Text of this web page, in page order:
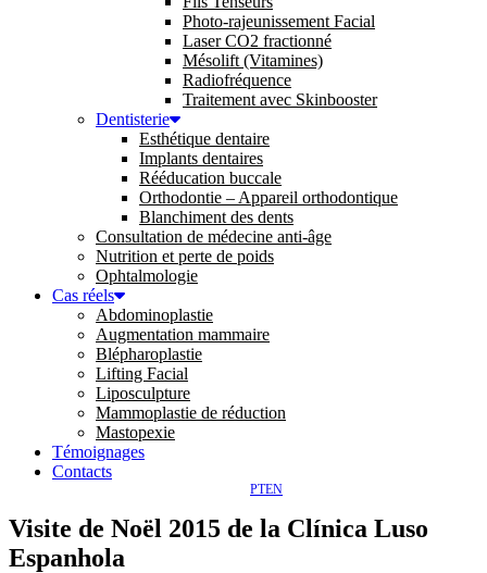
Photo-rajeunissement Facial
Laser CO2 fractionné
Mésolift (Vitamines)
Radiofréquence
Traitement avec Skinbooster
Dentisterie
Esthétique dentaire
Implants dentaires
Rééducation buccale
Orthodontie – Appareil orthodontique
Blanchiment des dents
Consultation de médecine anti-âge
Nutrition et perte de poids
Ophtalmologie
Cas réels
Abdominoplastie
Augmentation mammaire
Blépharoplastie
Lifting Facial
Liposculpture
Mammoplastie de réduction
Mastopexie
Témoignages
Contacts
PTEN
Visite de Noël 2015 de la Clínica Luso
Espanhola